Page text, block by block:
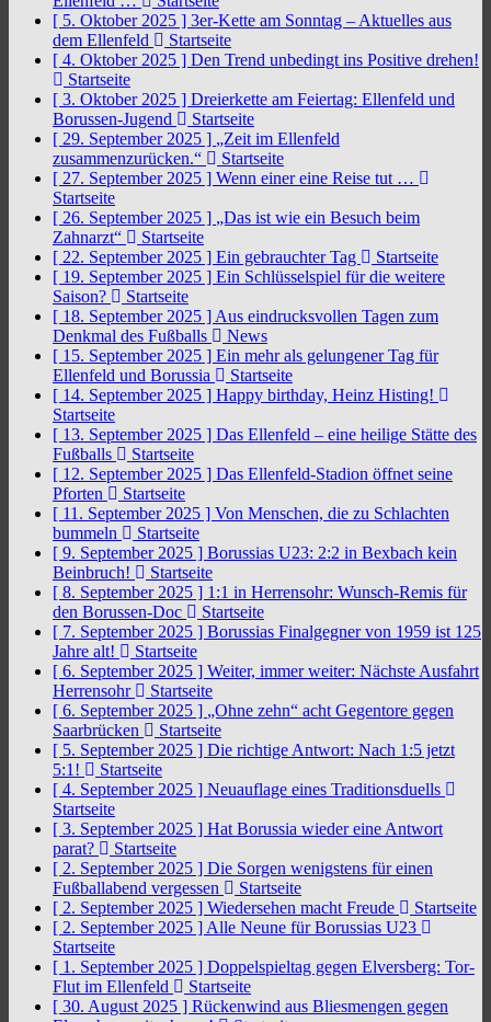
[ 5. Oktober 2025 ] 3er-Kette am Sonntag – Aktuelles aus
dem Ellenfeld
Startseite
[ 4. Oktober 2025 ] Den Trend unbedingt ins Positive drehen!
Startseite
[ 3. Oktober 2025 ] Dreierkette am Feiertag: Ellenfeld und
Borussen-Jugend
Startseite
[ 29. September 2025 ] „Zeit im Ellenfeld
zusammenzurücken.“
Startseite
[ 27. September 2025 ] Wenn einer eine Reise tut …
Startseite
[ 26. September 2025 ] „Das ist wie ein Besuch beim
Zahnarzt“
Startseite
[ 22. September 2025 ] Ein gebrauchter Tag
Startseite
[ 19. September 2025 ] Ein Schlüsselspiel für die weitere
Saison?
Startseite
[ 18. September 2025 ] Aus eindrucksvollen Tagen zum
Denkmal des Fußballs
News
[ 15. September 2025 ] Ein mehr als gelungener Tag für
Ellenfeld und Borussia
Startseite
[ 14. September 2025 ] Happy birthday, Heinz Histing!
Startseite
[ 13. September 2025 ] Das Ellenfeld – eine heilige Stätte des
Fußballs
Startseite
[ 12. September 2025 ] Das Ellenfeld-Stadion öffnet seine
Pforten
Startseite
[ 11. September 2025 ] Von Menschen, die zu Schlachten
bummeln
Startseite
[ 9. September 2025 ] Borussias U23: 2:2 in Bexbach kein
Beinbruch!
Startseite
[ 8. September 2025 ] 1:1 in Herrensohr: Wunsch-Remis für
den Borussen-Doc
Startseite
[ 7. September 2025 ] Borussias Finalgegner von 1959 ist 125
Jahre alt!
Startseite
[ 6. September 2025 ] Weiter, immer weiter: Nächste Ausfahrt
Herrensohr
Startseite
[ 6. September 2025 ] „Ohne zehn“ acht Gegentore gegen
Saarbrücken
Startseite
[ 5. September 2025 ] Die richtige Antwort: Nach 1:5 jetzt
5:1!
Startseite
[ 4. September 2025 ] Neuauflage eines Traditionsduells
Startseite
[ 3. September 2025 ] Hat Borussia wieder eine Antwort
parat?
Startseite
[ 2. September 2025 ] Die Sorgen wenigstens für einen
Fußballabend vergessen
Startseite
[ 2. September 2025 ] Wiedersehen macht Freude
Startseite
[ 2. September 2025 ] Alle Neune für Borussias U23
Startseite
[ 1. September 2025 ] Doppelspieltag gegen Elversberg: Tor-
Flut im Ellenfeld
Startseite
[ 30. August 2025 ] Rückenwind aus Bliesmengen gegen